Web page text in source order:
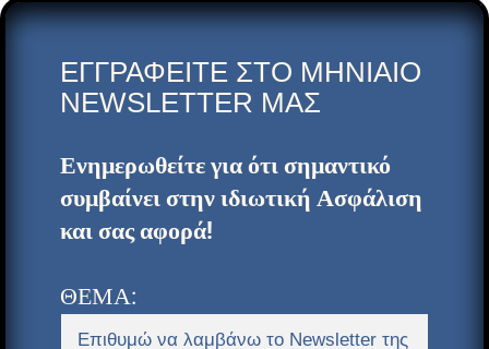
ΕΓΓΡΑΦEITE ΣΤΟ ΜΗΝΙΑΙΟ
NEWSLETTER ΜΑΣ
Ενημερωθείτε για ότι σημαντικό
συμβαίνει στην ιδιωτική Ασφάλιση
και σας αφορά!
ΘΕΜΑ: